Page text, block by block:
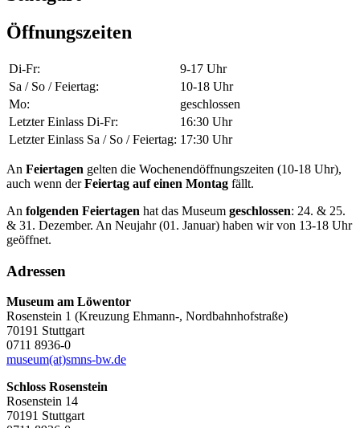
Öffnungszeiten
Di-Fr:
9-17 Uhr
Sa / So / Feiertag:
10-18 Uhr
Mo:
geschlossen
Letzter Einlass Di-Fr:
16:30 Uhr
Letzter Einlass Sa / So / Feiertag: 17:30 Uhr
An Feiertagen gelten die Wochenendöffnungszeiten (10-18 Uhr),
auch wenn derFeiertag auf einen Montag fällt.
An folgenden Feiertagen hat das Museum geschlossen: 24. & 25.
& 31. Dezember. An Neujahr (01. Januar) haben wir von 13-18 Uhr
geöffnet.
Adressen
Museum am Löwentor
Rosenstein 1 (Kreuzung Ehmann-, Nordbahnhofstraße)
70191 Stuttgart
0711 8936-0
museum(at)smns-bw.de
Schloss Rosenstein
Rosenstein 14
70191 Stuttgart